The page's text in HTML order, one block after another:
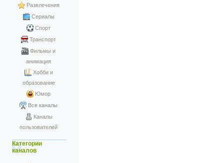
Развлечения
Сериалы
Спорт
Транспорт
Фильмы и
анимация
Хобби и
образование
Юмор
Все каналы
Каналы
пользователей
Категории
каналов